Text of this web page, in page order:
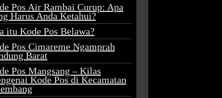
Pos Air Rambai Curup: Apa
Harus Anda Ketahui?
itu Kode Pos Belawa?
Pos Cimareme Ngamprah
Barat
Pos Mangsang – Kilas
Kode Pos di Kecamatan